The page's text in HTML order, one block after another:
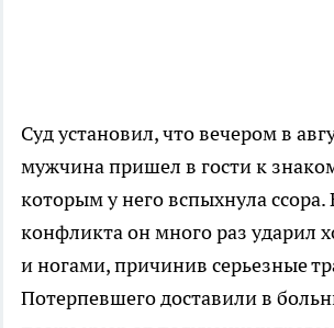
Суд установил, что вечером в
мужчина пришел в гости к
которым у него вспыхнула ссора.
конфликта он много раз ударил
и ногами, причинив серьезные
Потерпевшего доставили в